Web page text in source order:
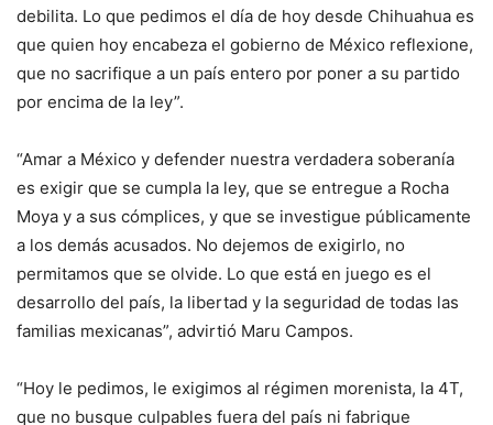
debilita. Lo que pedimos el día de hoy desde Chihuahua es
que quien hoy encabeza el gobierno de México reflexione,
que no sacrifique a un país entero por poner a su partido
por encima de la ley”.
“Amar a México y defender nuestra verdadera soberanía
es exigir que se cumpla la ley, que se entregue a Rocha
Moya y a sus cómplices, y que se investigue públicamente
a los demás acusados. No dejemos de exigirlo, no
permitamos que se olvide. Lo que está en juego es el
desarrollo del país, la libertad y la seguridad de todas las
familias mexicanas”, advirtió Maru Campos.
“Hoy le pedimos, le exigimos al régimen morenista, la 4T,
que no busque culpables fuera del país ni fabrique